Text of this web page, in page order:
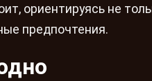
ориентируясь не
предпочтения.